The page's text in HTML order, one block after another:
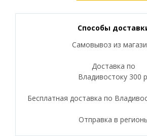
Способы
Самовывоз из
Доставка по
Владивостоку 300
Бесплатная доставка по
Отправка в